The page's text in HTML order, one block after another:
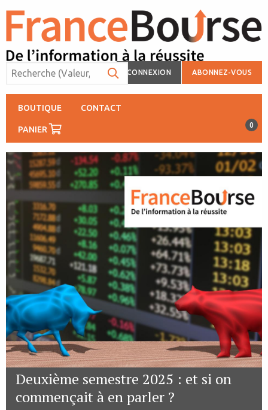
CONNEXION ABONNEZ-VOUS
BOUTIQUE CONTACT
PANIER 0
Deuxième semestre 2025 : et si on
commençait à en parler ?